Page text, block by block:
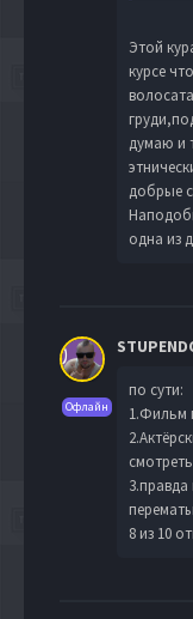
Этой
курсе
думаю и
добрые
одна из
Офлайн
по сути:
1.Фильм
8 из 10